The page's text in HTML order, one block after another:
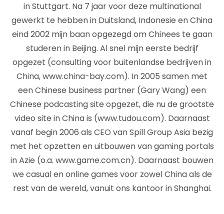
in Stuttgart. Na 7 jaar voor deze multinational
gewerkt te hebben in Duitsland, Indonesie en China
eind 2002 mijn baan opgezegd om Chinees te gaan
studeren in Beijing. Al snel mijn eerste bedrijf
opgezet (consulting voor buitenlandse bedrijven in
China, www.china-bay.com). In 2005 samen met
een Chinese business partner (Gary Wang) een
Chinese podcasting site opgezet, die nu de grootste
video site in China is (www.tudou.com). Daarnaast
vanaf begin 2006 als CEO van Spill Group Asia bezig
met het opzetten en uitbouwen van gaming portals
in Azie (o.a. www.game.com.cn). Daarnaast bouwen
we casual en online games voor zowel China als de
rest van de wereld, vanuit ons kantoor in Shanghai.